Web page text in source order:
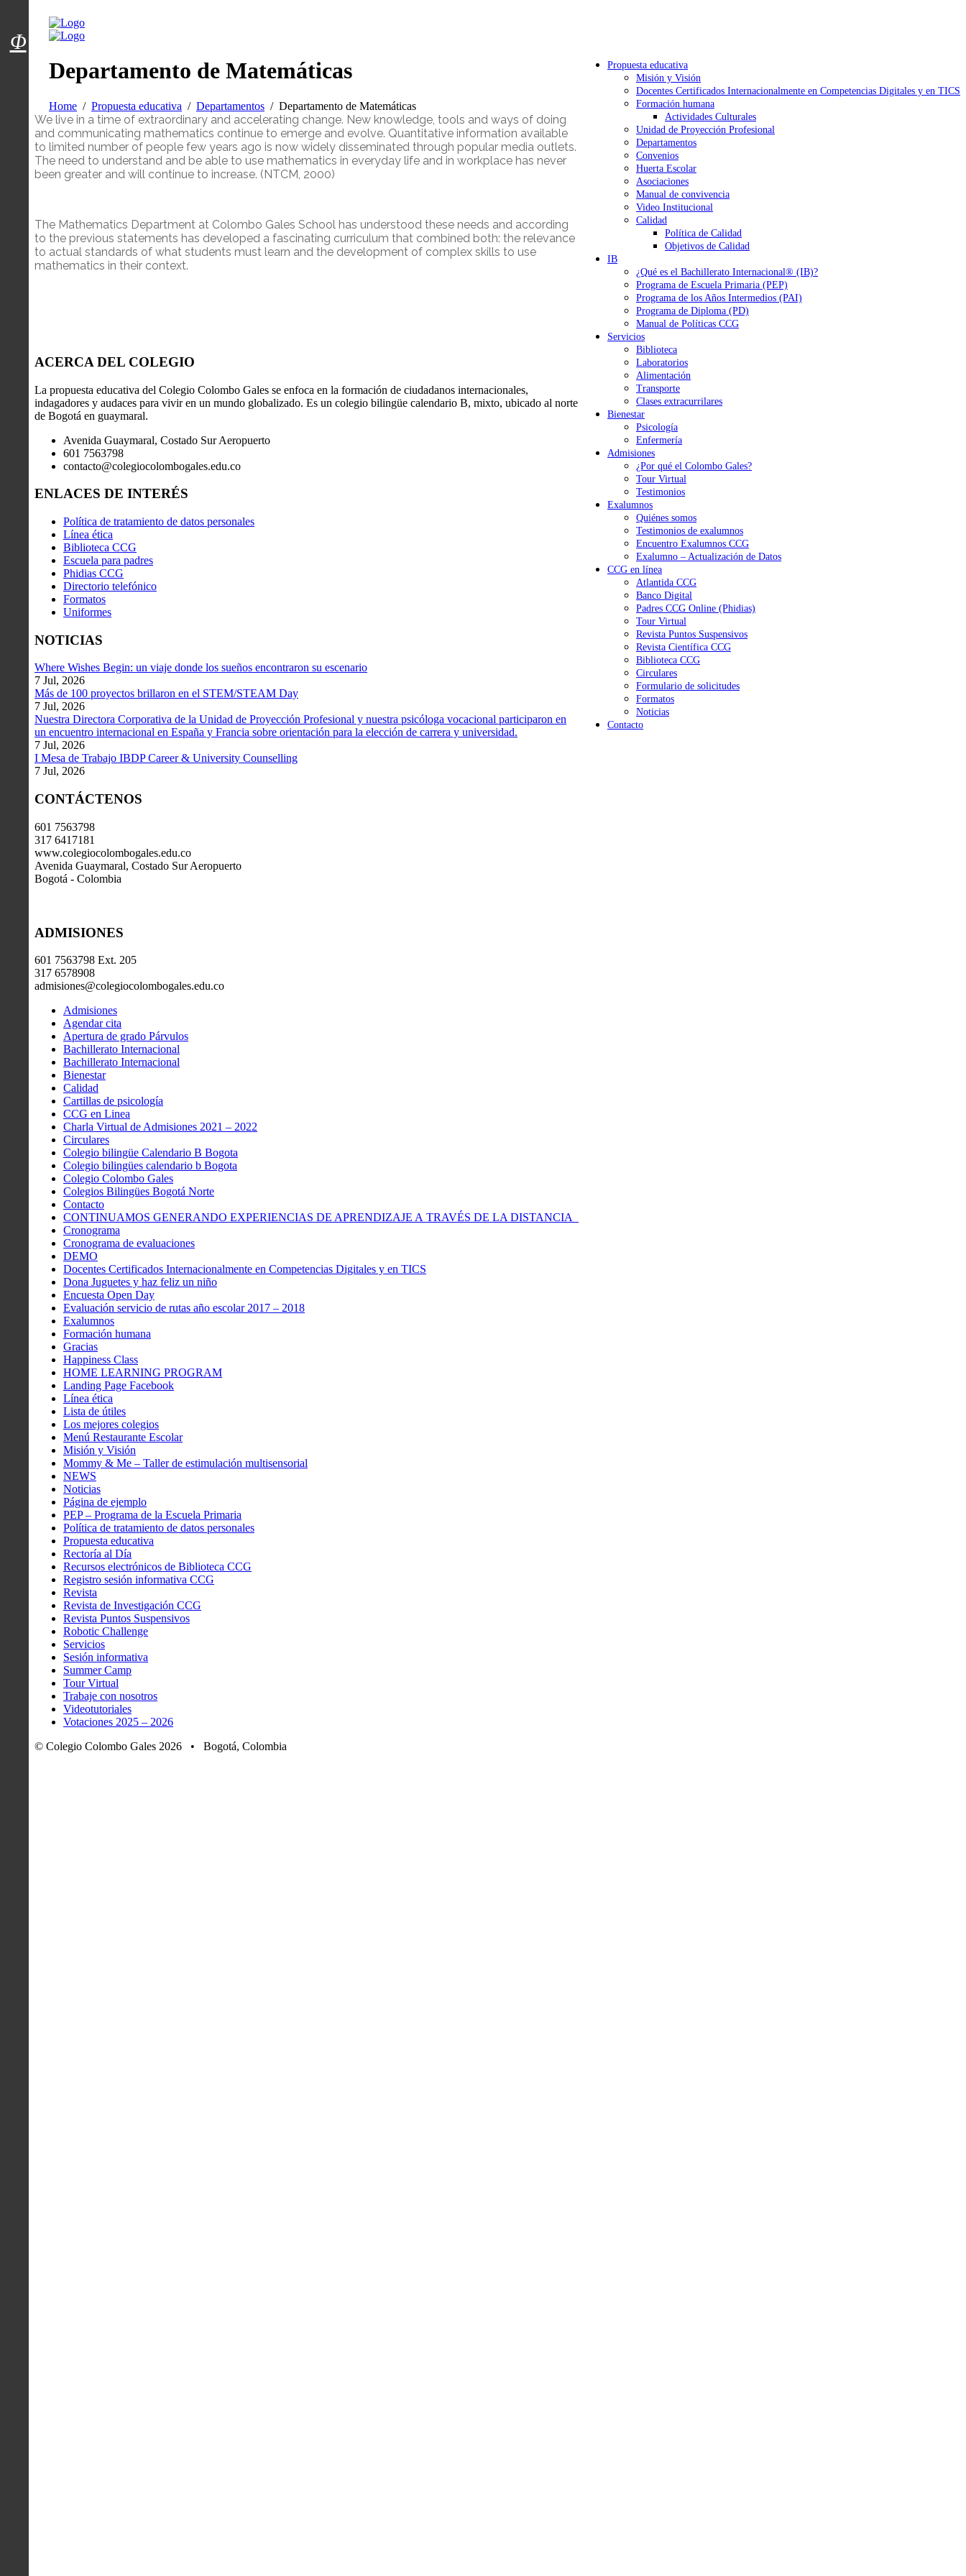
Menú usuarios
Propuesta educativa
Misión y Visión
Docentes Certificados Internacionalmente en Competencias Digitales y en TICS
Formación humana
Actividades Culturales
Unidad de Proyección Profesional
Departamentos
Convenios
Huerta Escolar
Asociaciones
Manual de convivencia
Video Institucional
Calidad
Política de Calidad
Objetivos de Calidad
IB
¿Qué es el Bachillerato Internacional® (IB)?
Programa de Escuela Primaria (PEP)
Programa de los Años Intermedios (PAI)
Programa de Diploma (PD)
Manual de Políticas CCG
Servicios
Biblioteca
Laboratorios
Alimentación
Transporte
Clases extracurrilares
Bienestar
Psicología
Enfermería
Admisiones
¿Por qué el Colombo Gales?
Tour Virtual
Testimonios
Exalumnos
Quiénes somos
Testimonios de exalumnos
Encuentro Exalumnos CCG
Exalumno – Actualización de Datos
CCG en línea
Atlantida CCG
Banco Digital
Padres CCG Online (Phidias)
Tour Virtual
Revista Puntos Suspensivos
Revista Científica CCG
Biblioteca CCG
Circulares
Formulario de solicitudes
Formatos
Noticias
Contacto
Departamento de Matemáticas
Home Propuesta educativa Departamentos Departamento de Matemáticas
We live in a time of extraordinary and accelerating change. New knowledge, tools and ways of doing
and communicating mathematics continue to emerge and evolve. Quantitative information available
to limited number of people few years ago is now widely disseminated through popular media outlets.
The need to understand and be able to use mathematics in everyday life and in workplace has never
been greater and will continue to increase. (NTCM, 2000)
The Mathematics Department at Colombo Gales School has understood these needs and according
to the previous statements has developed a fascinating curriculum that combined both: the relevance
to actual standards of what students must learn and the development of complex skills to use
mathematics in their context.
ACERCA DEL COLEGIO
La propuesta educativa del Colegio Colombo Gales se enfoca en la formación de ciudadanos internacionales,
indagadores y audaces para vivir en un mundo globalizado. Es un colegio bilingüe calendario B, mixto, ubicado al norte
de Bogotá en guaymaral.
Avenida Guaymaral, Costado Sur Aeropuerto
601 7563798
contacto@colegiocolombogales.edu.co
ENLACES DE INTERÉS
Política de tratamiento de datos personales
Línea ética
Biblioteca CCG
Escuela para padres
Phidias CCG
Directorio telefónico
Formatos
Uniformes
NOTICIAS
Where Wishes Begin: un viaje donde los sueños encontraron su escenario
7 Jul, 2026
Más de 100 proyectos brillaron en el STEM/STEAM Day
7 Jul, 2026
Nuestra Directora Corporativa de la Unidad de Proyección Profesional y nuestra psicóloga vocacional participaron en
un encuentro internacional en España y Francia sobre orientación para la elección de carrera y universidad.
7 Jul, 2026
I Mesa de Trabajo IBDP Career & University Counselling
7 Jul, 2026
CONTÁCTENOS
601 7563798
317 6417181
www.colegiocolombogales.edu.co
Avenida Guaymaral, Costado Sur Aeropuerto
Bogotá - Colombia
ADMISIONES
601 7563798 Ext. 205
317 6578908
admisiones@colegiocolombogales.edu.co
Admisiones
Agendar cita
Apertura de grado Párvulos
Bachillerato Internacional
Bachillerato Internacional
Bienestar
Calidad
Cartillas de psicología
CCG en Linea
Charla Virtual de Admisiones 2021 – 2022
Circulares
Colegio bilingüe Calendario B Bogota
Colegio bilingües calendario b Bogota
Colegio Colombo Gales
Colegios Bilingües Bogotá Norte
Contacto
CONTINUAMOS GENERANDO EXPERIENCIAS DE APRENDIZAJE A TRAVÉS DE LA DISTANCIA
Cronograma
Cronograma de evaluaciones
DEMO
Docentes Certificados Internacionalmente en Competencias Digitales y en TICS
Dona Juguetes y haz feliz un niño
Encuesta Open Day
Evaluación servicio de rutas año escolar 2017 – 2018
Exalumnos
Formación humana
Gracias
Happiness Class
HOME LEARNING PROGRAM
Landing Page Facebook
Línea ética
Lista de útiles
Los mejores colegios
Menú Restaurante Escolar
Misión y Visión
Mommy & Me – Taller de estimulación multisensorial
NEWS
Noticias
Página de ejemplo
PEP – Programa de la Escuela Primaria
Política de tratamiento de datos personales
Propuesta educativa
Rectoría al Día
Recursos electrónicos de Biblioteca CCG
Registro sesión informativa CCG
Revista
Revista de Investigación CCG
Revista Puntos Suspensivos
Robotic Challenge
Servicios
Sesión informativa
Summer Camp
Tour Virtual
Trabaje con nosotros
Videotutoriales
Votaciones 2025 – 2026
© Colegio Colombo Gales 2026 • Bogotá, Colombia
Φ